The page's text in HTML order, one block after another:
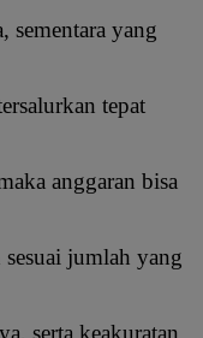
sementara yang
tepat
anggaran bisa
jumlah yang